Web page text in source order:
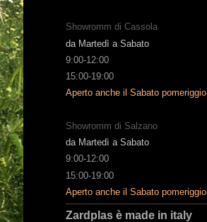
Showromm di Cassola
da Martedì a Sabato
9:00-12:00
15:00-19:00
Aperto anche il Sabato pomeriggio
Showromm di Salzano
da Martedì a Sabato
9:00-12:00
15:00-19:00
Aperto anche il Sabato pomeriggio
Zardplas è made in italy